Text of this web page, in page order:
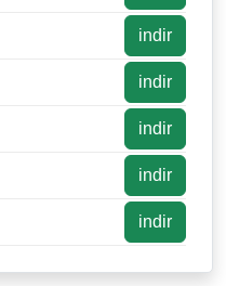
indir
indir
indir
indir
indir